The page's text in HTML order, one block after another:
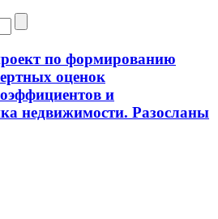
по формированию
оценок
и
недвижимости. Разосланы